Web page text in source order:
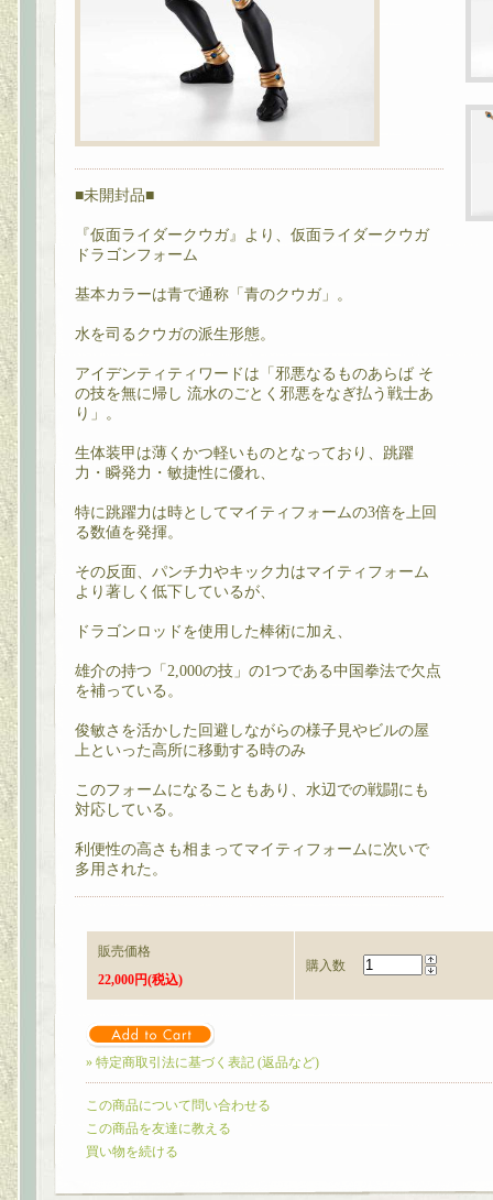
■未開封品■
『仮面ライダークウガ』より、仮面ライダークウガ
ドラゴンフォーム
基本カラーは青で通称「青のクウガ」。
水を司るクウガの派生形態。
アイデンティティワードは「邪悪なるものあらば そ
の技を無に帰し 流水のごとく邪悪をなぎ払う戦士あ
り」。
生体装甲は薄くかつ軽いものとなっており、跳躍
力・瞬発力・敏捷性に優れ、
特に跳躍力は時としてマイティフォームの3倍を上回
る数値を発揮。
その反面、パンチ力やキック力はマイティフォーム
より著しく低下しているが、
ドラゴンロッドを使用した棒術に加え、
雄介の持つ「2,000の技」の1つである中国拳法で欠点
を補っている。
俊敏さを活かした回避しながらの様子見やビルの屋
上といった高所に移動する時のみ
このフォームになることもあり、水辺での戦闘にも
対応している。
利便性の高さも相まってマイティフォームに次いで
多用された。
販売価格
22,000円(税込)
購入数
» 特定商取引法に基づく表記 (返品など)
この商品について問い合わせる
この商品を友達に教える
買い物を続ける